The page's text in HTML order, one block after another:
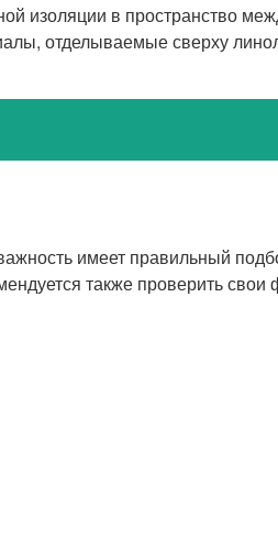
изоляции в пространство
отделываемые сверху
имеет правильный
также проверить